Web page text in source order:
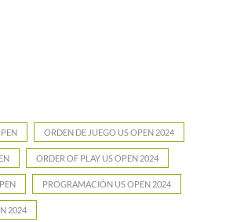
ORDEN DE JUEGO US OPEN 2024
ORDER OF PLAY US OPEN 2024
PROGRAMACIÓN US OPEN 2024
2024